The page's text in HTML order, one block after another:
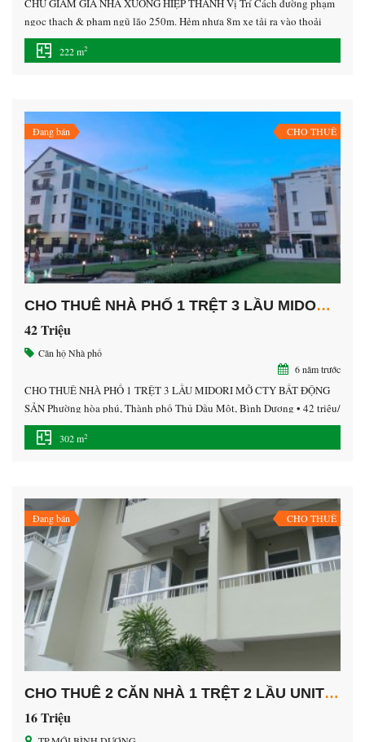
CHỦ GIẢM GIÁ NHÀ XƯỞNG HIỆP THÀNH Vị Trí Cách đường phạm
ngọc thạch & phạm ngũ lão 250m. Hẻm nhựa 8m xe tải ra vào thoải
mái. ————— Diện tích: 10×22 = 222m2 – thổ cư 200m2 Pháp lý:
Sổ hồng, Công Chứng sang tên. Giá 6 tỷ Lh 0707.28.38.38 gặp
222 m2
Đang bán CHO THUÊ
CHO THUÊ NHÀ PHỐ 1 TRỆT 3 LẦU MIDORI MỞ CTY BẤT ĐỘNG SẢN
42 Triệu
Căn hộNhà phố
6 năm trước
CHO THUÊ NHÀ PHỐ 1 TRỆT 3 LẦU MIDORI MỞ CTY BẤT ĐỘNG
SẢN Phường hòa phú, Thành phố Thủ Dầu Một, Bình Dương • 42 triệu/
tháng • Diện tích sàn: 302 m² • Vị trí : trung tâm thành phố mới bình
dương. • Nhà 1 trệt 3 lầu • Khu vực đông […]
302 m2
Đang bán CHO THUÊ
CHO THUÊ 2 CĂN NHÀ 1 TRỆT 2 LẦU UNITOWN TP.MỚI BÌNH DƯƠNG
16 Triệu